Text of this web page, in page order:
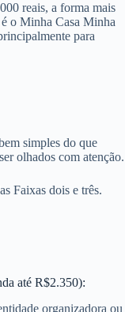
reais, a forma mais
o Minha Casa Minha
para
simples do que
olhados com atenção.
Faixas dois e três.
até R$2.350):
organizadora ou